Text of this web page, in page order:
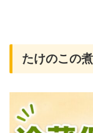
たけのこの